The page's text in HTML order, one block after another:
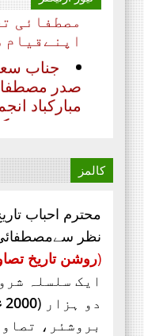
اپنےقیام
جناب
صدر
مبارکباد
موجودہ
مستحق
کالمز
محترم احباب
نظر سےمصطفائی
(روشن تاریخ
ایک سلسلہ
دو ہزار (2000 ء
بروشئر،